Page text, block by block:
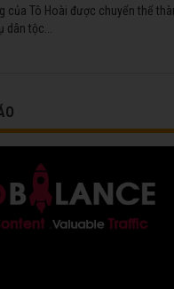
của Tô Hoài được chuyển thể
tộc...